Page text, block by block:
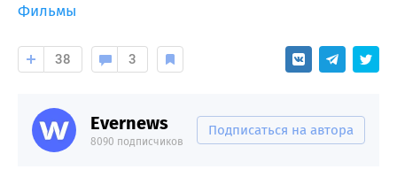
Фильмы
38 3
Evernews
8090 подписчиков
Подписаться на автора